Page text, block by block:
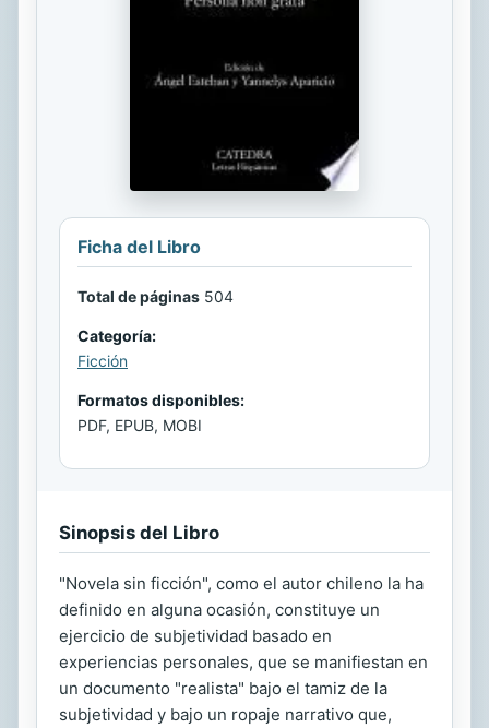
Ficha del Libro
Total de páginas 504
Categoría:
Ficción
Formatos disponibles:
PDF, EPUB, MOBI
Sinopsis del Libro
"Novela sin ficción", como el autor chileno la ha
definido en alguna ocasión, constituye un
ejercicio de subjetividad basado en
experiencias personales, que se manifiestan en
un documento "realista" bajo el tamiz de la
subjetividad y bajo un ropaje narrativo que,